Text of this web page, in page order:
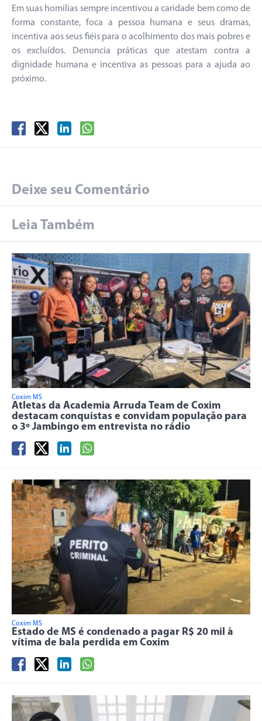
Em suas homilias sempre incentivou a caridade bem como de
forma constante, foca a pessoa humana e seus dramas,
incentiva aos seus fiéis para o acolhimento dos mais pobres e
os excluídos. Denuncia práticas que atestam contra a
dignidade humana e incentiva as pessoas para a ajuda ao
próximo.
Deixe seu Comentário
Leia Também
Coxim MS
Atletas da Academia Arruda Team de Coxim
destacam conquistas e convidam população para
o 3º Jambingo em entrevista no rádio
Coxim MS
Estado de MS é condenado a pagar R$ 20 mil à
vítima de bala perdida em Coxim